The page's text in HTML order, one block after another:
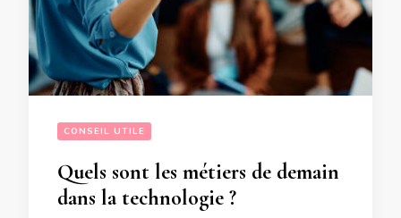
CONSEIL UTILE
Quels sont les métiers de demain
dans la technologie ?